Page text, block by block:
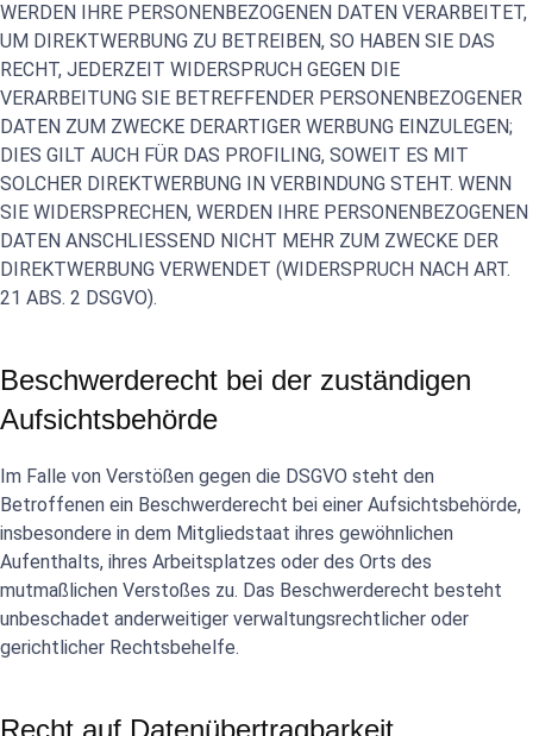
WERDEN IHRE PERSONENBEZOGENEN DATEN VERARBEITET,
UM DIREKTWERBUNG ZU BETREIBEN, SO HABEN SIE DAS
RECHT, JEDERZEIT WIDERSPRUCH GEGEN DIE
VERARBEITUNG SIE BETREFFENDER PERSONENBEZOGENER
DATEN ZUM ZWECKE DERARTIGER WERBUNG EINZULEGEN;
DIES GILT AUCH FÜR DAS PROFILING, SOWEIT ES MIT
SOLCHER DIREKTWERBUNG IN VERBINDUNG STEHT. WENN
SIE WIDERSPRECHEN, WERDEN IHRE PERSONENBEZOGENEN
DATEN ANSCHLIESSEND NICHT MEHR ZUM ZWECKE DER
DIREKTWERBUNG VERWENDET (WIDERSPRUCH NACH ART.
21 ABS. 2 DSGVO).
Beschwerde­recht bei der zuständigen
Aufsichts­behörde
Im Falle von Verstößen gegen die DSGVO steht den
Betroffenen ein Beschwerderecht bei einer Aufsichtsbehörde,
insbesondere in dem Mitgliedstaat ihres gewöhnlichen
Aufenthalts, ihres Arbeitsplatzes oder des Orts des
mutmaßlichen Verstoßes zu. Das Beschwerderecht besteht
unbeschadet anderweitiger verwaltungsrechtlicher oder
gerichtlicher Rechtsbehelfe.
Recht auf Daten­übertrag­barkeit